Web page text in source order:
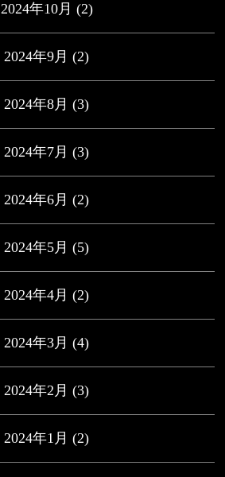
2024年10月 (2)
2024年9月 (2)
2024年8月 (3)
2024年7月 (3)
2024年6月 (2)
2024年5月 (5)
2024年4月 (2)
2024年3月 (4)
2024年2月 (3)
2024年1月 (2)